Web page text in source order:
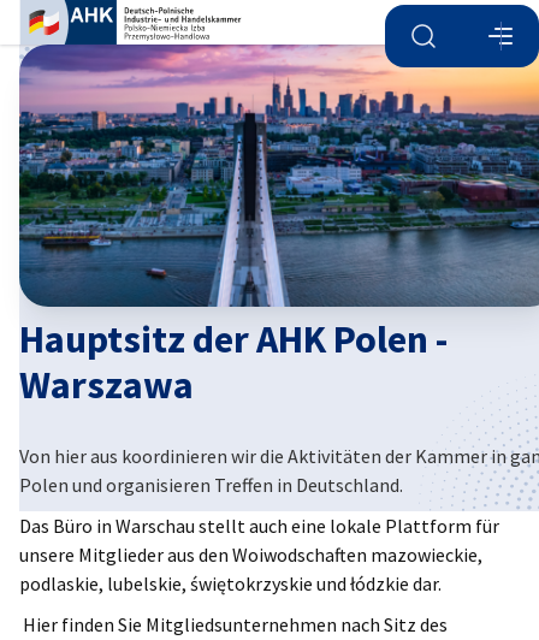
Suche öffnen
Poland
Hauptsitz der AHK Polen -
Warszawa
Von hier aus koordinieren wir die Aktivitäten der Kammer in
Polen und organisieren Treffen in Deutschland.
Das Büro in Warschau stellt auch eine lokale Plattform für
unsere Mitglieder aus den Woiwodschaften mazowieckie,
podlaskie, lubelskie, świętokrzyskie und łódzkie dar.
Hier finden Sie Mitgliedsunternehmen nach Sitz des